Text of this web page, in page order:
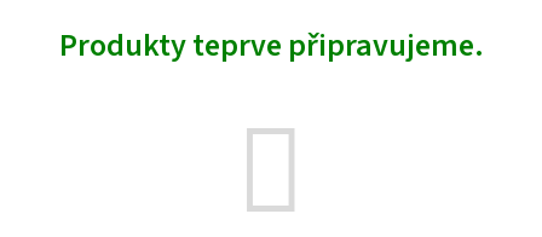
Produkty teprve připravujeme.